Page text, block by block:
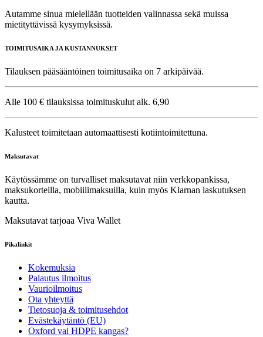
Autamme sinua mielellään tuotteiden valinnassa sekä muissa
mietityttävissä kysymyksissä.
TOIMITUSAIKA JA KUSTANNUKSET
Tilauksen pääsääntöinen toimitusaika on 7 arkipäivää.
Alle 100 € tilauksissa toimituskulut alk. 6,90
Kalusteet toimitetaan automaattisesti kotiintoimitettuna.
Maksutavat
Käytössämme on turvalliset maksutavat niin verkkopankissa,
maksukorteilla, mobiilimaksuilla, kuin myös Klarnan laskutuksen
kautta.
Maksutavat tarjoaa Viva Wallet
Pikalinkit
Kokemuksia
Palautus ilmoitus
Vaurioilmoitus
Ota yhteyttä
Tietosuoja & toimitusehdot
Evästekäytäntö (EU)
Oxford vai HDPE kangas?